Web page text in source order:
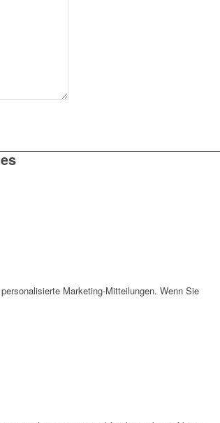
Marketing-Mitteilungen. Wenn Sie